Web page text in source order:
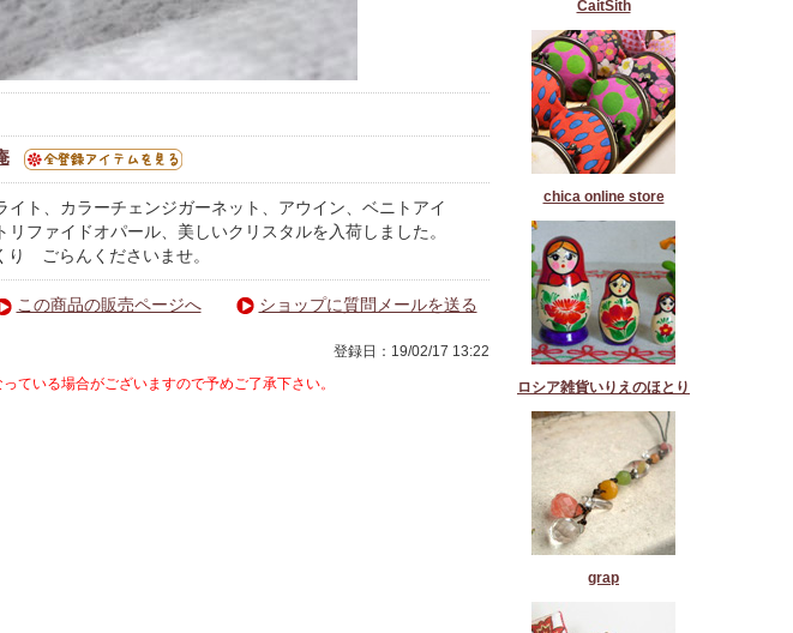
ト、カラーチェンジガーネット、アウイン、ベニトアイ
リファイドオパール、美しいクリスタルを入荷しました。
ごらんくださいませ。
この商品の販売ページへ ショップに質問メールを送る
登録日：19/02/17 13:22
ている場合がございますので予めご了承下さい。
CaitSith
chica online store
ロシア雑貨いりえのほとり
grap